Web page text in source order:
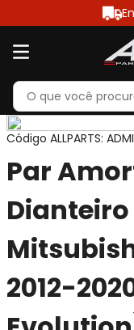
Código ALLPARTS:
Par
2012-